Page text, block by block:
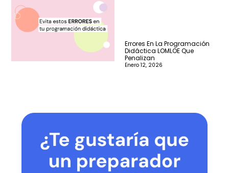
Errores En La Programación
Didáctica LOMLOE Que
Penalizan
Enero 12, 2026